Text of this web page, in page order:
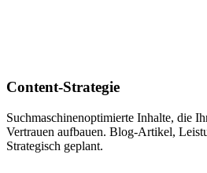
Content-Strategie
Suchmaschinenoptimierte Inhalte, die
Vertrauen aufbauen. Blog-Artikel,
Strategisch geplant.